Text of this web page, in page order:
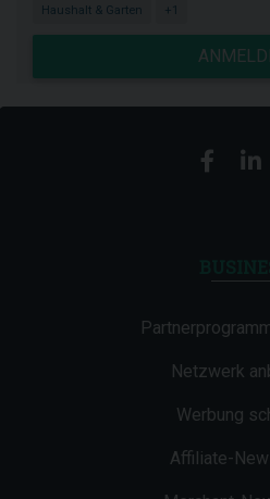
Haushalt & Garten +1
Netzwerk
Werbung
Affiliate-